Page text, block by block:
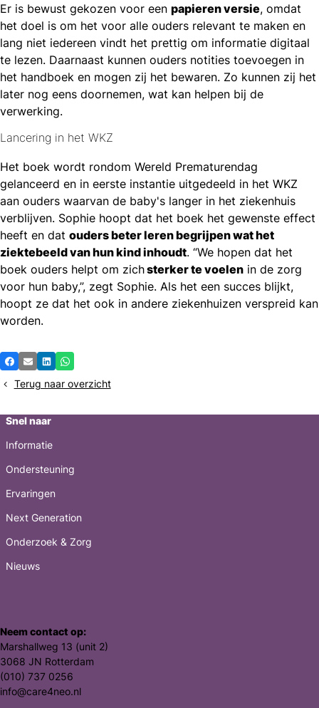
Er is bewust gekozen voor een papieren versie, omdat
het doel is om het voor alle ouders relevant te maken en
lang niet iedereen vindt het prettig om informatie digitaal
te lezen. Daarnaast kunnen ouders notities toevoegen in
het handboek en mogen zij het bewaren. Zo kunnen zij het
later nog eens doornemen, wat kan helpen bij de
verwerking.
Lancering in het WKZ
Het boek wordt rondom Wereld Prematurendag
gelanceerd en in eerste instantie uitgedeeld in het WKZ
aan ouders waarvan de baby's langer in het ziekenhuis
verblijven. Sophie hoopt dat het boek het gewenste effect
heeft en dat ouders beter leren begrijpen wat het
ziektebeeld van hun kind inhoudt. “We hopen dat het
boek ouders helpt om zichsterker te voelen in de zorg
voor hun baby,”, zegt Sophie. Als het een succes blijkt,
hoopt ze dat het ook in andere ziekenhuizen verspreid kan
worden.
Deel
bericht
Facebook
E-mailLinkedInWhatsapp
Terug naar overzicht
Snel naar
Informatie
Ondersteuning
Ervaringen
Next Generation
Onderzoek & Zorg
Nieuws
Neem contact op:
Marshallweg 13 (unit 2)
3068 JN Rotterdam
(010) 737 0256
info@care4neo.nl